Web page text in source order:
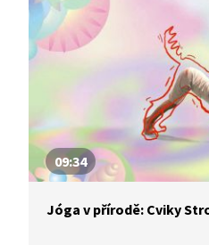
09:34
Jóga v přírodě: Cviky